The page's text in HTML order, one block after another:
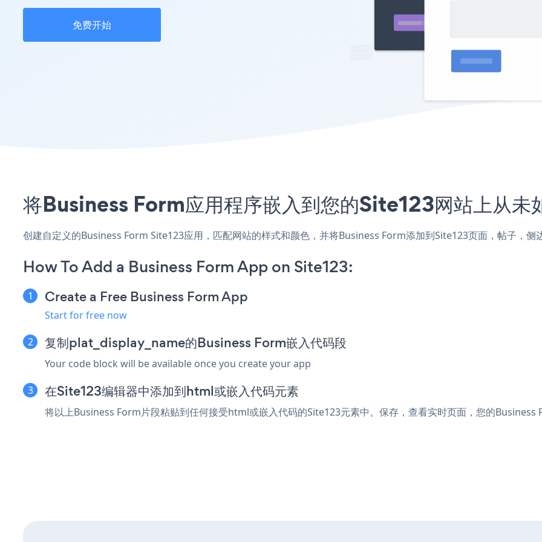
免费开始
将Business Form应用程序嵌入到您的Site123网站上从未
创建自定义的Business Form Site123应用，匹配网站的样式和颜色，并将Business Form添加到Site123页面，帖子，侧
How To Add a Business Form App on Site123:
Create a Free Business Form App
Start for free now
复制plat_display_name的Business Form嵌入代码段
Your code block will be available once you create your app
在Site123编辑器中添加到html或嵌入代码元素
将以上Business Form片段粘贴到任何接受html或嵌入代码的Site123元素中。保存，查看实时页面，您的Business